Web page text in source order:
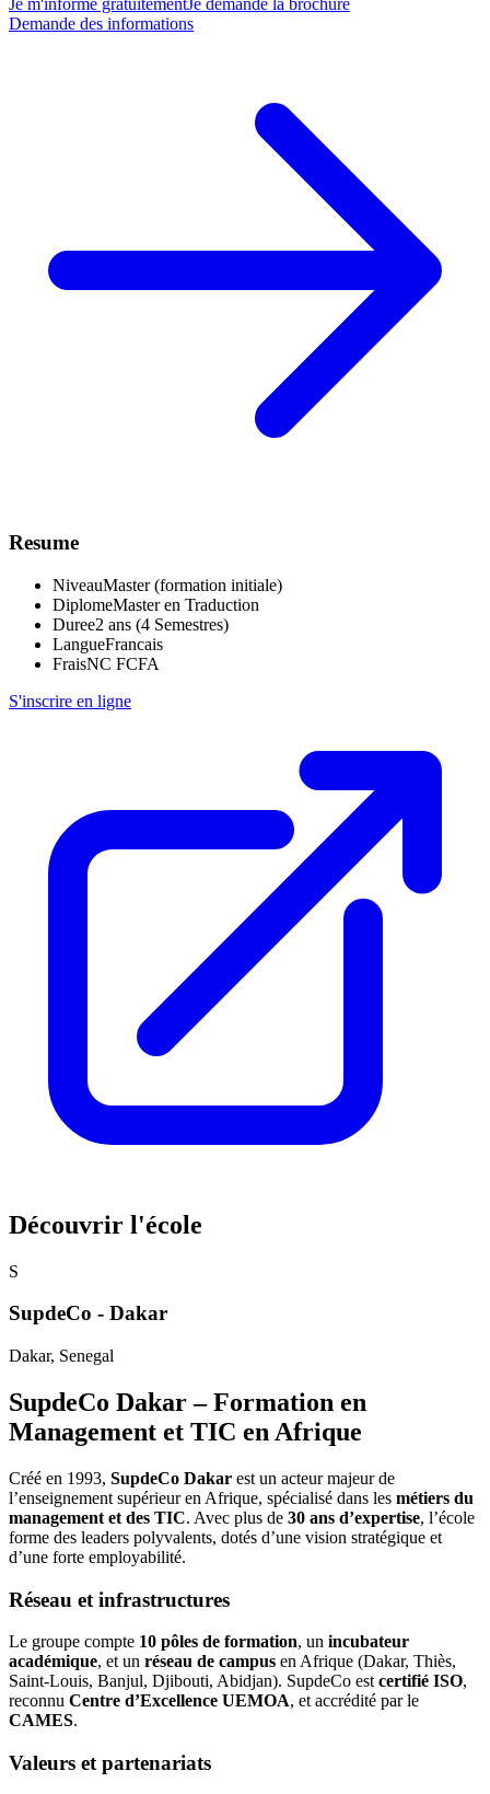
Demande des informations
Resume
NiveauMaster (formation initiale)
DiplomeMaster en Traduction
Duree2 ans (4 Semestres)
LangueFrancais
FraisNC FCFA
S'inscrire en ligne
Découvrir l'école
S
SupdeCo - Dakar
Dakar, Senegal
SupdeCo Dakar – Formation en
Management et TIC en Afrique
Créé en 1993, SupdeCo Dakar est un acteur majeur de
l’enseignement supérieur en Afrique, spécialisé dans les métiers du
management et des TIC. Avec plus de 30 ans d’expertise, l’école
forme des leaders polyvalents, dotés d’une vision stratégique et
d’une forte employabilité.
Réseau et infrastructures
Le groupe compte 10 pôles de formation, un incubateur
académique, et un réseau de campus en Afrique (Dakar, Thiès,
Saint-Louis, Banjul, Djibouti, Abidjan). SupdeCo estcertifié ISO,
reconnu Centre d’Excellence UEMOA, et accrédité par le
CAMES.
Valeurs et partenariats